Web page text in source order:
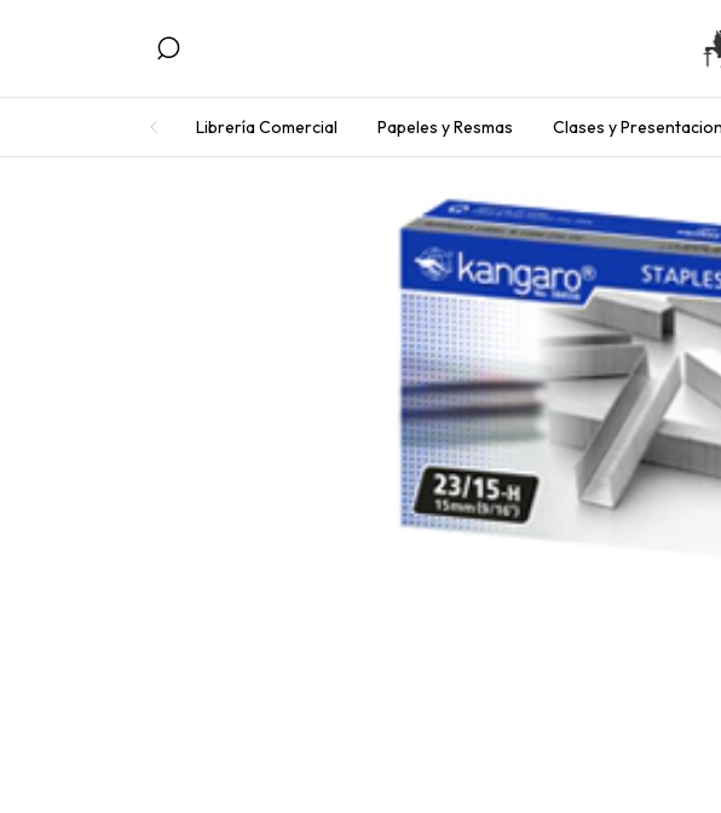
Librería Comercial Papeles y Resmas Clases y